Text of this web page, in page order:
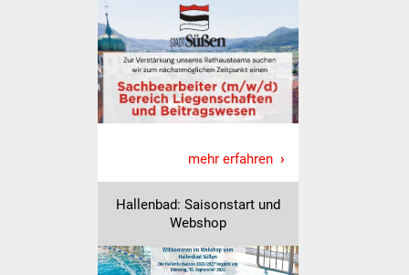
mehr erfahren
Hallenbad: Saisonstart und
Webshop